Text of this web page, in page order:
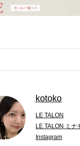
kotoko
LE TALON
LE TALON ミナ
Instagram